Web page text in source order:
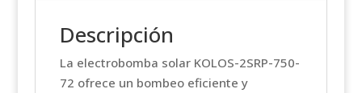
Descripción
La electrobomba solar KOLOS-2SRP-750-
72 ofrece un bombeo eficiente y